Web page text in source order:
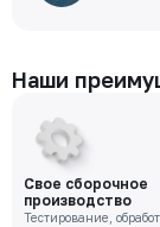
Наши
Свое сборочное
производство
Тестирование,